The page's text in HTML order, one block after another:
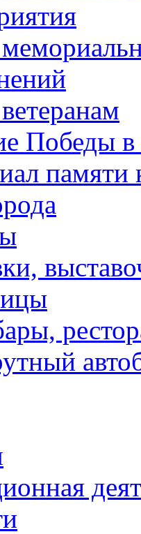
Победы
памяти